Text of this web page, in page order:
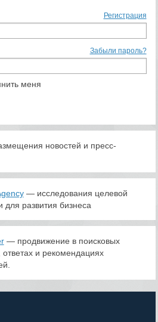
Регистрация
Забыли пароль?
меня
новостей и пресс-
— исследования целевой
для развития бизнеса
— продвижение в поисковых
ответах и рекомендациях